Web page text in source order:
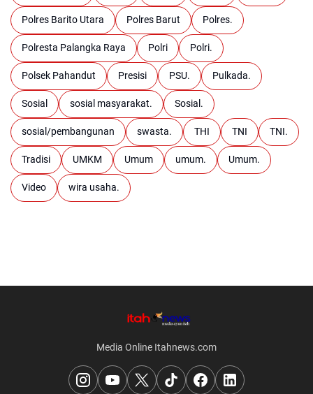
Polres Barito Utara Polres Barut Polres.
Polresta Palangka Raya Polri Polri.
Polsek Pahandut Presisi PSU. Pulkada.
Sosial sosial masyarakat. Sosial.
sosial/pembangunan swasta. THI TNI TNI.
Tradisi UMKM Umum umum. Umum.
Video wira usaha.
Media Online Itahnews.com